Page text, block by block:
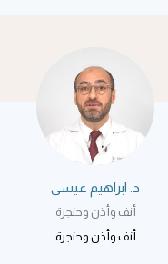
د. ابراهيم عيسى
أنف وأذن وحنجرة
أنف وأذن وحنجرة